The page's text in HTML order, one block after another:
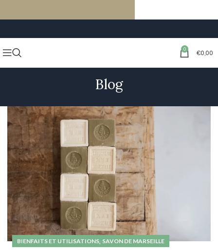
0 €0,00
Blog
BIENFAITS ET UTILISATIONS, SAVON DE MARSEILLE